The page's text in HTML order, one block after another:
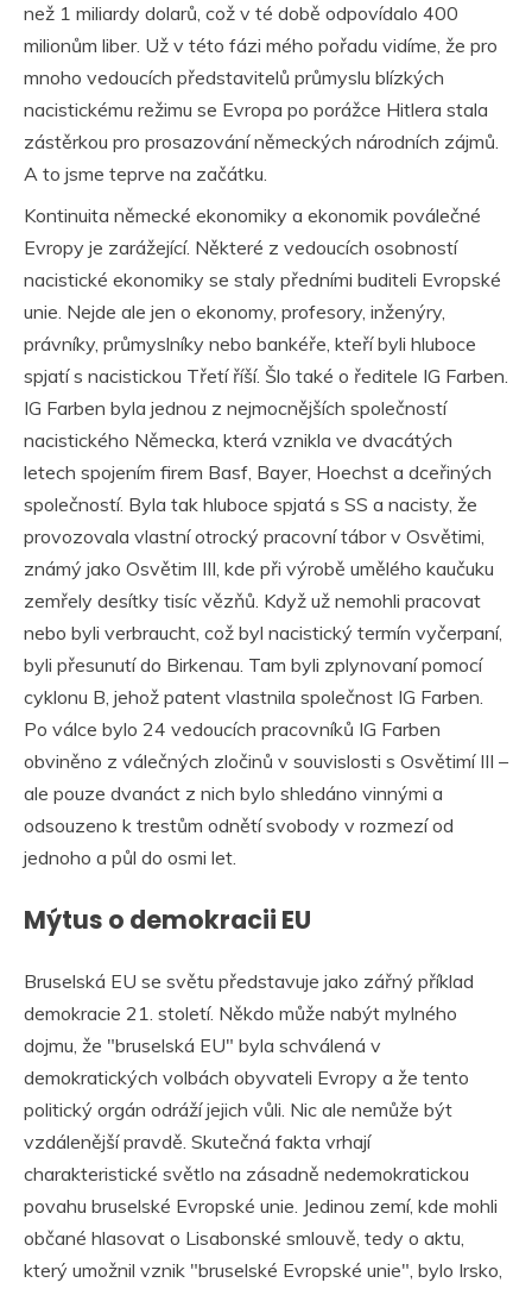
než 1 miliardy dolarů, což v té době odpovídalo 400
milionům liber. Už v této fázi mého pořadu vidíme, že pro
mnoho vedoucích představitelů průmyslu blízkých
nacistickému režimu se Evropa po porážce Hitlera stala
zástěrkou pro prosazování německých národních zájmů.
A to jsme teprve na začátku.
Kontinuita německé ekonomiky a ekonomik poválečné
Evropy je zarážející. Některé z vedoucích osobností
nacistické ekonomiky se staly předními buditeli Evropské
unie. Nejde ale jen o ekonomy, profesory, inženýry,
právníky, průmyslníky nebo bankéře, kteří byli hluboce
spjatí s nacistickou Třetí říší. Šlo také o ředitele IG Farben.
IG Farben byla jednou z nejmocnějších společností
nacistického Německa, která vznikla ve dvacátých
letech spojením firem Basf, Bayer, Hoechst a dceřiných
společností. Byla tak hluboce spjatá s SS a nacisty, že
provozovala vlastní otrocký pracovní tábor v Osvětimi,
známý jako Osvětim III, kde při výrobě umělého kaučuku
zemřely desítky tisíc vězňů. Když už nemohli pracovat
nebo byli verbraucht, což byl nacistický termín vyčerpaní,
byli přesunutí do Birkenau. Tam byli zplynovaní pomocí
cyklonu B, jehož patent vlastnila společnost IG Farben.
Po válce bylo 24 vedoucích pracovníků IG Farben
obviněno z válečných zločinů v souvislosti s Osvětimí III –
ale pouze dvanáct z nich bylo shledáno vinnými a
odsouzeno k trestům odnětí svobody v rozmezí od
jednoho a půl do osmi let.
Mýtus o demokracii EU
Bruselská EU se světu představuje jako zářný příklad
demokracie 21. století. Někdo může nabýt mylného
dojmu, že "bruselská EU" byla schválená v
demokratických volbách obyvateli Evropy a že tento
politický orgán odráží jejich vůli. Nic ale nemůže být
vzdálenější pravdě. Skutečná fakta vrhají
charakteristické světlo na zásadně nedemokratickou
povahu bruselské Evropské unie. Jedinou zemí, kde mohli
občané hlasovat o Lisabonské smlouvě, tedy o aktu,
který umožnil vznik "bruselské Evropské unie", bylo Irsko,